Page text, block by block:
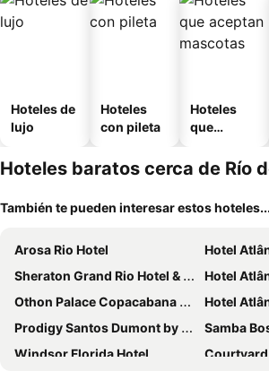
Hoteles de
lujo
Hoteles
con pileta
Hoteles
que
mascotas
Hoteles baratos cerca de Río
También te pueden interesar estos hoteles...
Arosa Rio Hotel
Hotel
Sheraton Grand Rio Hotel & Resort
Hotel
Othon Palace Copacabana Rio
Hotel
Prodigy Santos Dumont by Wish
Samba
Windsor Florida Hotel
Courtyard by